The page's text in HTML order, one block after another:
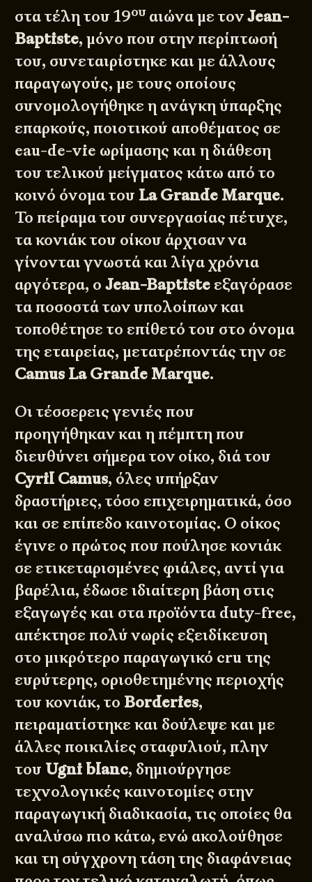
στα τέλη του 19ουαιώνα με τονJean-
Baptiste, μόνο που στην περίπτωσή
του, συνεταιρίστηκε και με άλλους
παραγωγούς, με τους οποίους
συνομολογήθηκε η ανάγκη ύπαρξης
επαρκούς, ποιοτικού αποθέματος σε
eau-de-vie ωρίμασης και η διάθεση
του τελικού μείγματος κάτω από το
κοινό όνομα του La Grande Marque.
Το πείραμα του συνεργασίας πέτυχε,
τα κονιάκ του οίκου άρχισαν να
γίνονται γνωστά και λίγα χρόνια
αργότερα, οJean-Baptiste εξαγόρασε
τα ποσοστά των υπολοίπων και
τοποθέτησε το επίθετό του στο όνομα
της εταιρείας, μετατρέποντάς την σε
Camus La Grande Marque.
Οι τέσσερεις γενιές που
προηγήθηκαν και η πέμπτη που
διευθύνει σήμερα τον οίκο, διά του
Cyril Camus, όλες υπήρξαν
δραστήριες, τόσο επιχειρηματικά, όσο
και σε επίπεδο καινοτομίας. Ο οίκος
έγινε ο πρώτος που πούλησε κονιάκ
σε ετικεταρισμένες φιάλες, αντί για
βαρέλια, έδωσε ιδιαίτερη βάση στις
εξαγωγές και στα προϊόντα duty-free,
απέκτησε πολύ νωρίς εξειδίκευση
στο μικρότερο παραγωγικό cru της
ευρύτερης, οριοθετημένης περιοχής
του κονιάκ, το Borderies,
πειραματίστηκε και δούλεψε και με
άλλες ποικιλίες σταφυλιού, πλην
του Ugni blanc, δημιούργησε
τεχνολογικές καινοτομίες στην
παραγωγική διαδικασία, τις οποίες θα
αναλύσω πιο κάτω, ενώ ακολούθησε
και τη σύγχρονη τάση της διαφάνειας